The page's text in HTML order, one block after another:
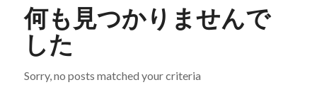
何も見つかりませんで
した
Sorry, no posts matched your criteria